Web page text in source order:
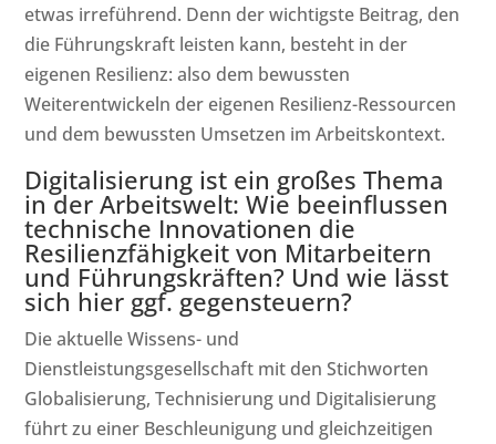
etwas irreführend. Denn der wichtigste Beitrag, den
die Führungskraft leisten kann, besteht in der
eigenen Resilienz: also dem bewussten
Weiterentwickeln der eigenen Resilienz-Ressourcen
und dem bewussten Umsetzen im Arbeitskontext.
Digitalisierung ist ein großes Thema
in der Arbeitswelt: Wie beeinflussen
technische Innovationen die
Resilienzfähigkeit von Mitarbeitern
und Führungskräften? Und wie lässt
sich hier ggf. gegensteuern?
Die aktuelle Wissens- und
Dienstleistungsgesellschaft mit den Stichworten
Globalisierung, Technisierung und Digitalisierung
führt zu einer Beschleunigung und gleichzeitigen